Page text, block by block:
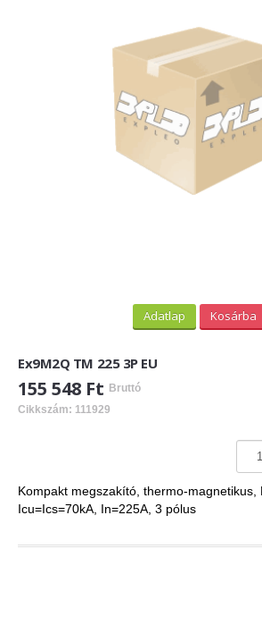
Adatlap Kosárba
Ex9M2Q TM 225 3P EU
155 548 Ft Bruttó
Cikkszám: 111929
Kompakt megszakító, thermo-magnetikus,
Icu=Ics=70kA, In=225A, 3 pólus